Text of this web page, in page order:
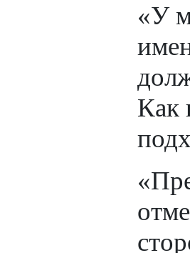
«У
Как